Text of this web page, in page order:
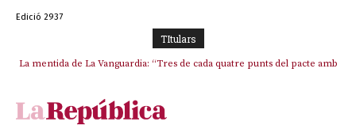
Edició 2937
TItulars
La mentida de La Vanguardia: “Tres de cada quatre punts del pacte amb
La covardia de l’independentisme català frena la caiguda de l’Estat a